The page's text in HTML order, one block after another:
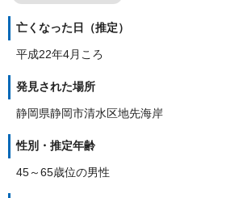
亡くなった日（推定）
平成22年4月ころ
発見された場所
静岡県静岡市清水区地先海岸
性別・推定年齢
45～65歳位の男性